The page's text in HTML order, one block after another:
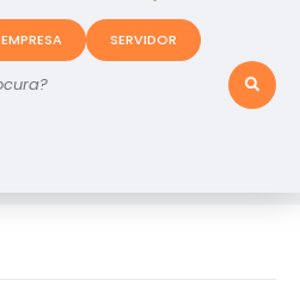
EMPRESA SERVIDOR